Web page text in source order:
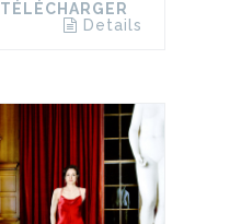
TÉLÉCHARGER
Details